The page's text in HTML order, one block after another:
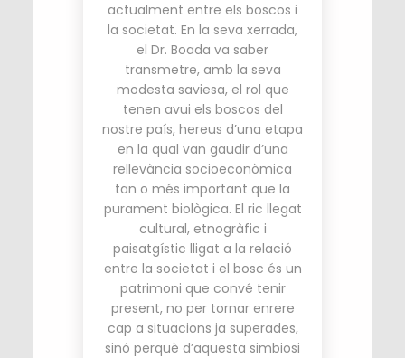
actualment entre els boscos i
la societat. En la seva xerrada,
el Dr. Boada va saber
transmetre, amb la seva
modesta saviesa, el rol que
tenen avui els boscos del
nostre país, hereus d’una etapa
en la qual van gaudir d’una
rellevància socioeconòmica
tan o més important que la
purament biològica. El ric llegat
cultural, etnogràfic i
paisatgístic lligat a la relació
entre la societat i el bosc és un
patrimoni que convé tenir
present, no per tornar enrere
cap a situacions ja superades,
sinó perquè d’aquesta simbiosi